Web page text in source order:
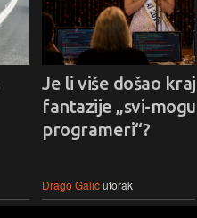
Je li više došao kraj
fantazije „svi-
programeri“?
Drago Galićutorak